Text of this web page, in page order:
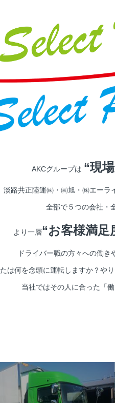
AKCグループは “現
淡路共正陸運㈱・㈱旭・㈱エーラ
全部で５つの会社・
より一層“お客様満足
ドライバー職の方々への働き
は何を念頭に運転しますか？や
当社ではその人に合った「